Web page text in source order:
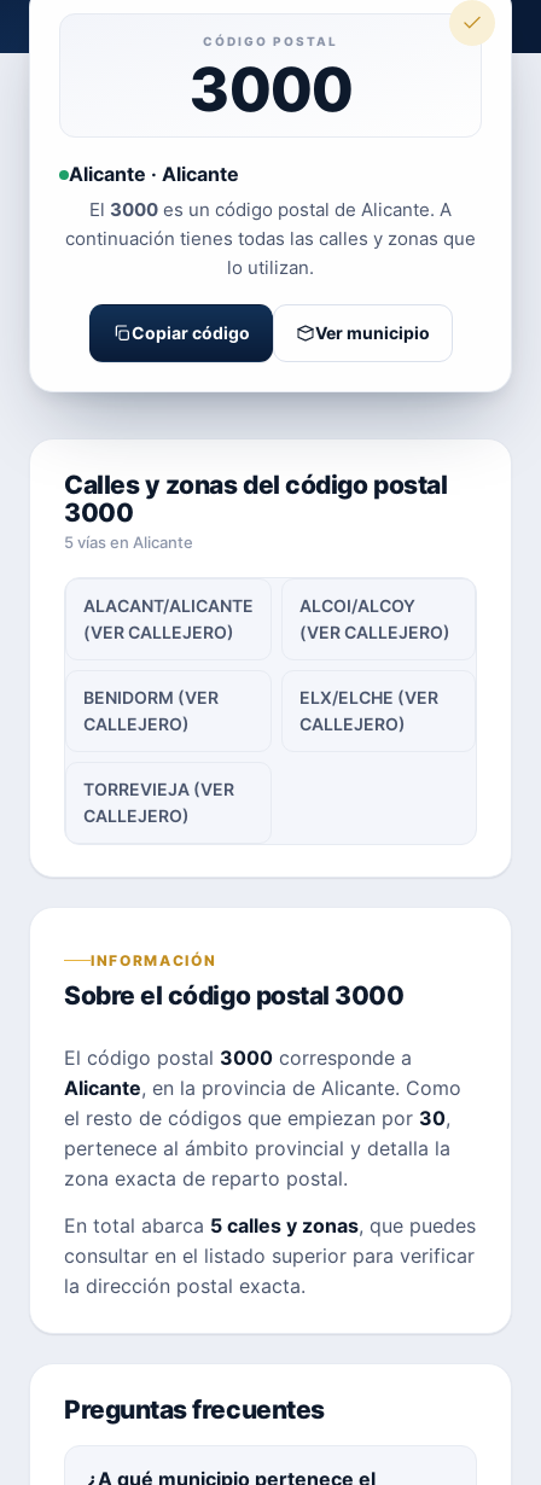
CÓDIGO POSTAL
3000
Alicante · Alicante
El 3000 es un código postal de Alicante. A
continuación tienes todas las calles y zonas que
lo utilizan.
Copiar código Ver municipio
Calles y zonas del código postal
3000
5 vías en Alicante
ALACANT/ALICANTE
(VER CALLEJERO)
ALCOI/ALCOY
(VER CALLEJERO)
BENIDORM (VER
CALLEJERO)
ELX/ELCHE (VER
CALLEJERO)
TORREVIEJA (VER
CALLEJERO)
INFORMACIÓN
Sobre el código postal 3000
El código postal 3000 corresponde a
Alicante, en la provincia de Alicante. Como
el resto de códigos que empiezan por 30,
pertenece al ámbito provincial y detalla la
zona exacta de reparto postal.
En total abarca 5 calles y zonas, que puedes
consultar en el listado superior para verificar
la dirección postal exacta.
Preguntas frecuentes
¿A qué municipio pertenece el